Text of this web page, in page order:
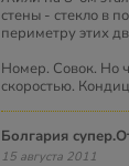
стены - стекло в
периметру этих
Номер. Совок. Но
скоростью.
Болгария
15 августа 2011